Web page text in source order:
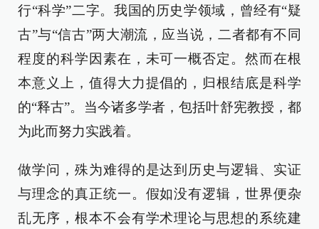
行“科学”二字。我国的历史学领域，曾经有“疑
古”与“信古”两大潮流，应当说，二者都有不同
程度的科学因素在，未可一概否定。然而在根
本意义上，值得大力提倡的，归根结底是科学
的“释古”。当今诸多学者，包括叶舒宪教授，都
为此而努力实践着。
做学问，殊为难得的是达到历史与逻辑、实证
与理念的真正统一。假如没有逻辑，世界便杂
乱无序，根本不会有学术理论与思想的系统建